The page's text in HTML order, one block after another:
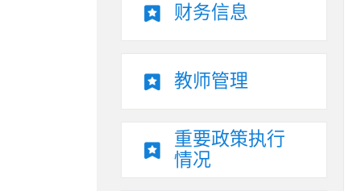
财务信息
教师管理
重要政策执行
情况